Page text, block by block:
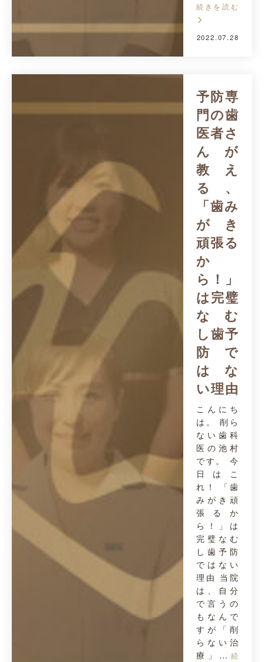
続きを読む
2022.07.28
予防専
門の歯
医者さ
んが
教え
る、
「歯み
がき
頑張る
か
ら！」
は完璧
なむ
し歯予
防で
はな
い理由
こんにち
は。 削ら
ない歯科
医の池村
です。 今
日はこ
れ！ 「歯
みがき頑
張るか
ら！」は
完璧なむ
し歯予防
ではない
理由 当院
は、自分
で言うの
もなんで
すが「削
らない治
療」… 続